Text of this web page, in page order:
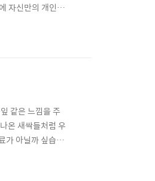
자신만의 개인 텃
2015.03.26.)
같은 느낌을 주
온 새싹들처럼 우
가 아닐까 싶습니
에서 나온 싱싱